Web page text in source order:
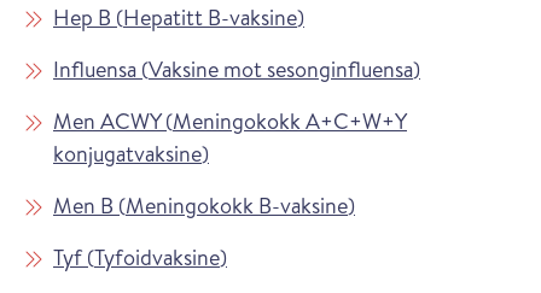
Les mer om
Hep B (Hepatitt B-vaksine)i Vaksinasjonsveilederen
Les mer om
Influensa (Vaksine mot sesonginfluensa)i
Les mer om
Men ACWY(Meningokokk A+C+W+Y
konjugatvaksine)i Vaksinasjonsveilederen
Les mer om
Men B (Meningokokk B-vaksine)i
Les mer om
Tyf(Tyfoidvaksine)i Vaksinasjonsveilederen